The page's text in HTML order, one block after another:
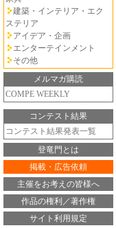
建築・インテリア・エク
ステリア
アイデア・企画
エンターテインメント
その他
メルマガ購読
COMPE WEEKLY
コンテスト結果
コンテスト結果発表一覧
登竜門とは
掲載・広告依頼
主催をお考えの皆様へ
作品の権利／著作権
サイト利用規定